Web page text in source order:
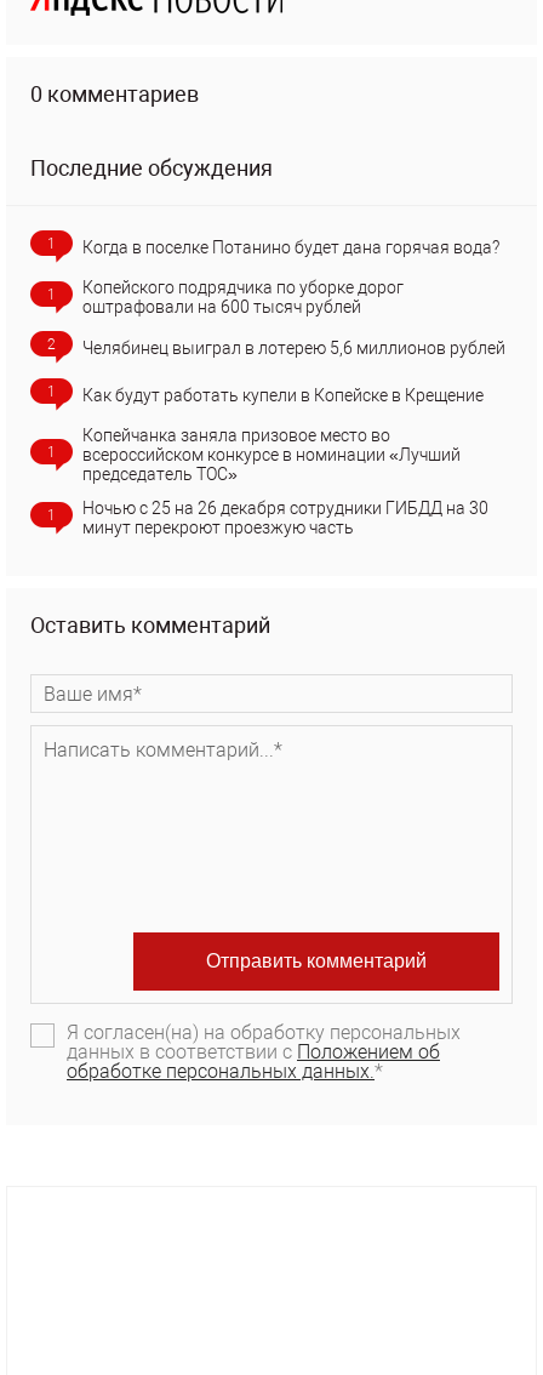
0 комментариев
Последние обсуждения
1 Когда в поселке Потанино будет дана горячая вода?
1
Копейского подрядчика по уборке дорог
оштрафовали на 600 тысяч рублей
2 Челябинец выиграл в лотерею 5,6 миллионов рублей
1 Как будут работать купели в Копейске в Крещение
1
Копейчанка заняла призовое место во
всероссийском конкурсе в номинации «Лучший
председатель ТОС»
1
Ночью с 25 на 26 декабря сотрудники ГИБДД на 30
минут перекроют проезжую часть
Оставить комментарий
Я согласен(на) на обработку персональных
данных в соответствии с Положением об
обработке персональных данных.*